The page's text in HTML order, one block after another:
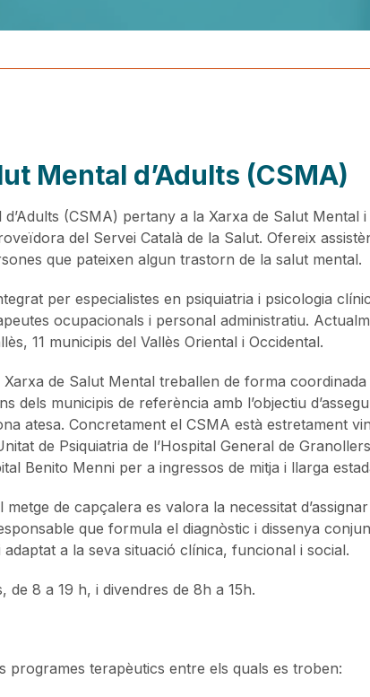
Mental d’Adults (CSMA)
(CSMA) pertany a la Xarxa de Salut Mental
del Servei Català de la Salut. Ofereix
que pateixen algun trastorn de la salut mental.
per especialistes en psiquiatria i psicologia
ocupacionals i personal administratiu.
11 municipis del Vallès Oriental i Occidental.
Xarxa de Salut Mental treballen de forma
dels municipis de referència amb l’objectiu
atesa. Concretament el CSMA està estretament
de Psiquiatria de l’Hospital General de
Benito Menni per a ingressos de mitja i llarga
de capçalera es valora la necessitat
que formula el diagnòstic i dissenya
a la seva situació clínica, funcional i social.
de 8 a 19 h, i divendres de 8h a 15h.
programes terapèutics entre els quals es troben: